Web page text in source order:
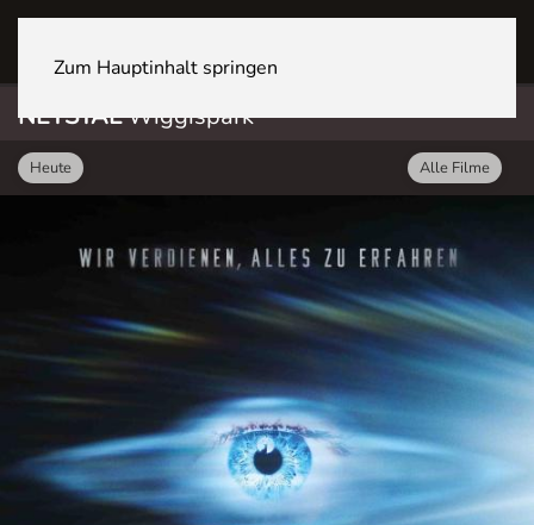
Zum Hauptinhalt springen
NETSTALWiggispark
Heute Alle Filme